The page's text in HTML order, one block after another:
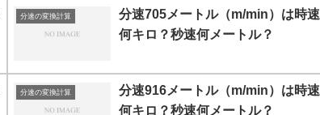
分速の変換計算
分速705メートル（m/min）は時速
何キロ？秒速何メートル？
分速の変換計算
分速916メートル（m/min）は時速
何キロ？秒速何メートル？